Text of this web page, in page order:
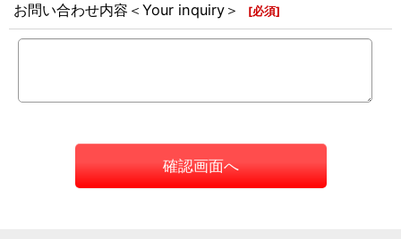
お問い合わせ内容＜Your inquiry＞ [必須]
確認画面へ